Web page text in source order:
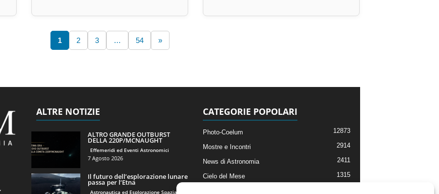
1 2 3 … 54 »
ALTRE NOTIZIE
ALTRO GRANDE OUTBURST
DELLA 220P/MCNAUGHT
Effemeridi ed Eventi Astronomici
7 Agosto 2026
Il futuro dell’esplorazione lunare
passa per l’Etna
Astronautica ed Esplorazione Spaziale
CATEGORIE POPOLARI
Photo-Coelum 12873
Mostre e Incontri 2914
News di Astronomia 2411
Cielo del Mese 1315